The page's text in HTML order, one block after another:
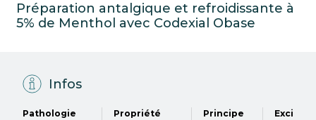
Préparation antalgique et refroidissante à
5% de Menthol avec Codexial Obase
Infos
Pathologie Propriété
Principe